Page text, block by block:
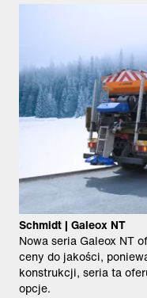
Schmidt | Galeox NT
Nowa seria Galeox NT
ceny do jakości,
konstrukcji, seria ta
opcje.